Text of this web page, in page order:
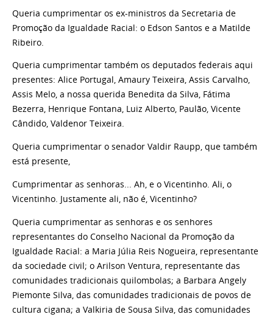
Queria cumprimentar os ex-ministros da Secretaria de
Promoção da Igualdade Racial: o Edson Santos e a Matilde
Ribeiro.
Queria cumprimentar também os deputados federais aqui
presentes: Alice Portugal, Amaury Teixeira, Assis Carvalho,
Assis Melo, a nossa querida Benedita da Silva, Fátima
Bezerra, Henrique Fontana, Luiz Alberto, Paulão, Vicente
Cândido, Valdenor Teixeira.
Queria cumprimentar o senador Valdir Raupp, que também
está presente,
Cumprimentar as senhoras... Ah, e o Vicentinho. Ali, o
Vicentinho. Justamente ali, não é, Vicentinho?
Queria cumprimentar as senhoras e os senhores
representantes do Conselho Nacional da Promoção da
Igualdade Racial: a Maria Júlia Reis Nogueira, representante
da sociedade civil; o Arilson Ventura, representante das
comunidades tradicionais quilombolas; a Barbara Angely
Piemonte Silva, das comunidades tradicionais de povos de
cultura cigana; a Valkiria de Sousa Silva, das comunidades